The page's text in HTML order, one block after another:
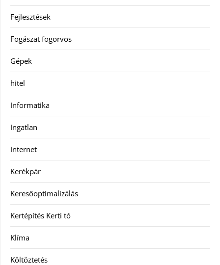
Fejlesztések
Fogászat fogorvos
Gépek
hitel
Informatika
Ingatlan
Internet
Kerékpár
Keresőoptimalizálás
Kertépítés Kerti tó
Klíma
Költöztetés